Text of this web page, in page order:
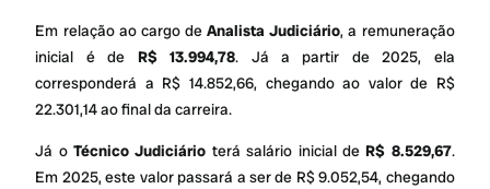
Em relação ao cargo deAnalista Judiciário, a remuneração
inicial é de R$ 13.994,78. Já a partir de 2025, ela
corresponderá a R$ 14.852,66, chegando ao valor de R$
22.301,14 ao final da carreira.
Já oTécnico Judiciário terá salário inicial deR$ 8.529,67.
Em 2025, este valor passará a ser de R$ 9.052,54, chegando